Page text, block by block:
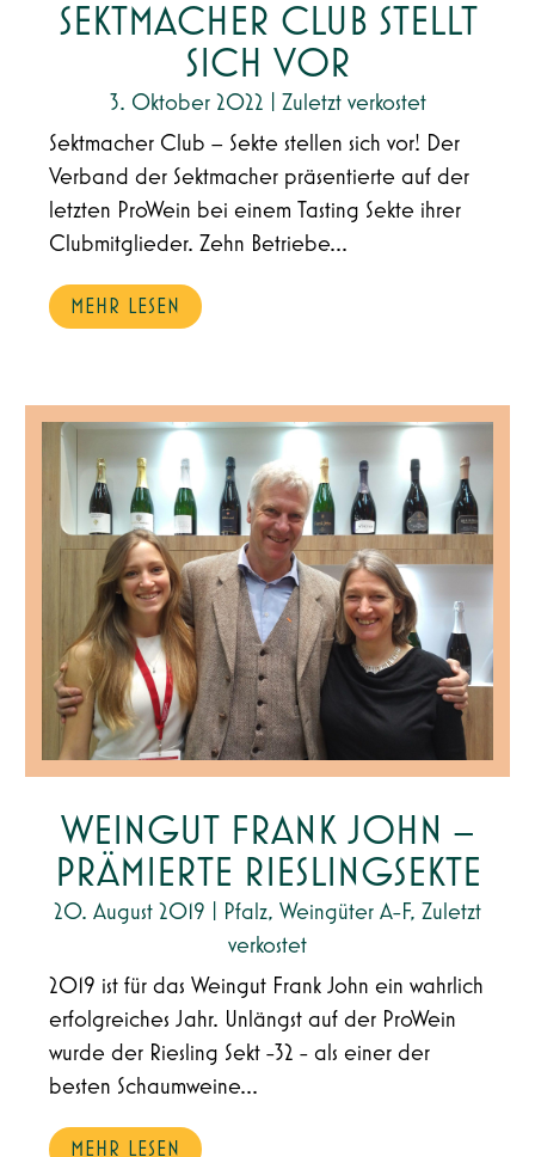
SEKTMACHER CLUB STELLT
SICH VOR
3. Oktober 2022
Zuletzt verkostet
Sektmacher Club – Sekte stellen sich vor! Der
Verband der Sektmacher präsentierte auf der
letzten ProWein bei einem Tasting Sekte ihrer
Clubmitglieder. Zehn Betriebe...
MEHR LESEN
WEINGUT FRANK JOHN –
PRÄMIERTE RIESLINGSEKTE
20. August 2019 Pfalz, Weingüter A-F, Zuletzt
verkostet
2019 ist für das Weingut Frank John ein wahrlich
erfolgreiches Jahr. Unlängst auf der ProWein
wurde der Riesling Sekt -32 - als einer der
besten Schaumweine...
MEHR LESEN